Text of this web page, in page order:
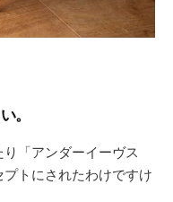
。
「アンダーイーヴス
プトにされたわけですけ